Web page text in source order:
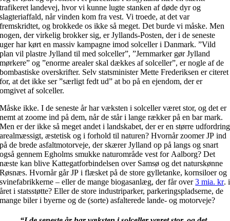
trafikeret landevej, hvor vi kunne lugte stanken af døde dyr og
slagteriaffald, når vinden kom fra vest. Vi troede, at det var
fremskridtet, og brokkede os ikke så meget. Det burde vi måske. Men
nogen, der virkelig brokker sig, er Jyllands-Posten, der i de seneste
uger har kørt en massiv kampagne imod solceller i Danmark. ”Vild
plan vil plastre Jylland til med solceller”, ”Jernmarker gør Jylland
mørkere” og ”enorme arealer skal dækkes af solceller”, er nogle af de
bombastiske overskrifter. Selv statsminister Mette Frederiksen er citeret
for, at det ikke ser ”særligt fedt ud” at bo på en ejendom, der er
omgivet af solceller.
Måske ikke. I de seneste år har væksten i solceller været stor, og det er
nemt at zoome ind på dem, når de står i lange rækker på en bar mark.
Men er der ikke så meget andet i landskabet, der er en større udfordring
arealmæssigt, æstetisk og i forhold til naturen? Hvornår zoomer JP ind
på de brede asfaltmotorveje, der skærer Jylland op på langs og snart
også gennem Egholms smukke naturområde vest for Aalborg? Det
næste kan blive Kattegatforbindelsen over Samsø og det naturskønne
Røsnæs. Hvornår går JP i flæsket på de store gylletanke, kornsiloer og
svinefabrikkerne – eller de mange biogasanlæg, der får over3 mia. kr. i
året i statsstøtte? Eller de store industriparker, parkeringspladserne, de
mange biler i byerne og de (sorte) asfalterede lande- og motorveje?